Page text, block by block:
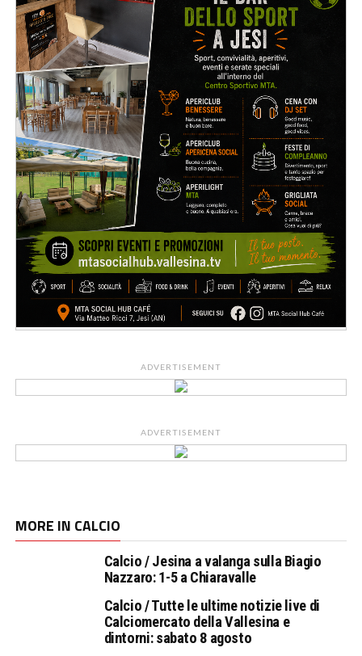
ADVERTISEMENT
ADVERTISEMENT
MORE IN CALCIO
Calcio / Jesina a valanga sulla Biagio
Nazzaro: 1-5 a Chiaravalle
Calcio / Tutte le ultime notizie live di
Calciomercato della Vallesina e
dintorni: sabato 8 agosto